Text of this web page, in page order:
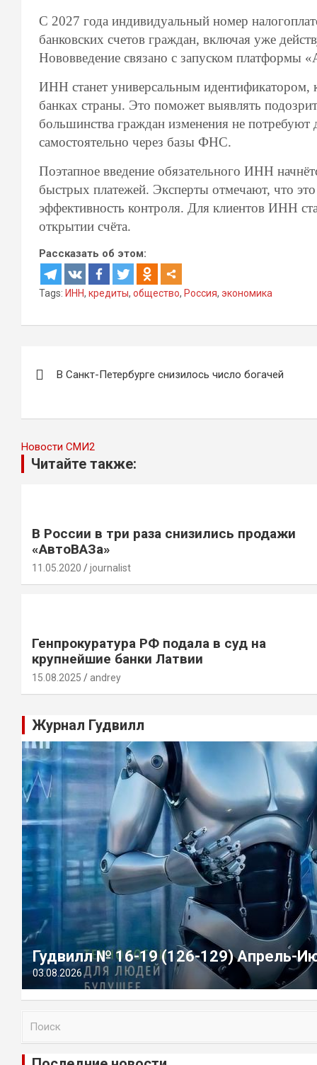
С 2027 года индивидуальный номер
банковских счетов граждан, включая уже
Нововведение связано с запуском платформы
ИНН станет универсальным идентификатором,
банках страны. Это поможет выявлять
большинства граждан изменения не
самостоятельно через базы ФНС.
Поэтапное введение обязательного ИНН
быстрых платежей. Эксперты отмечают, что
эффективность контроля. Для клиентов ИНН
открытии счёта.
Рассказать об этом:
Tags: ИНН, кредиты, общество, Россия, экономика
по
записям
В Санкт-Петербурге снизилось число богачей
Новости СМИ2
Читайте также:
В России в три раза снизились продажи
«АвтоВАЗа»
11.05.2020 journalist
Генпрокуратура РФ подала в суд на
крупнейшие банки Латвии
15.08.2025 andrey
Журнал Гудвилл
Гудвилл № 16-19 (126-129) Апрель-
03.08.2026
и